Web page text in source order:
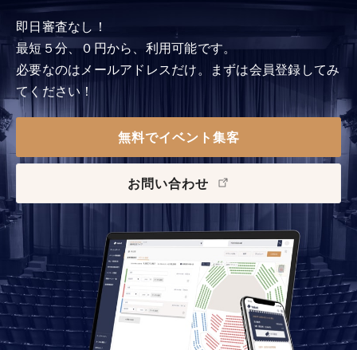
即日審査なし！
最短５分、０円から、利用可能です。
必要なのはメールアドレスだけ。まずは会員登録してみ
てください！
無料でイベント集客
お問い合わせ